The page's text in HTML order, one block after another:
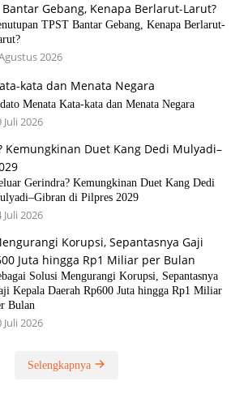
TPST Bantar Gebang, Kenapa Berlarut-
2026
Menata Kata-kata dan Menata Negara
Juli 2026
Gerindra? Kemungkinan Duet Kang Dedi
di Pilpres 2029
Juli 2026
Solusi Mengurangi Korupsi, Sepantasnya
Kepala Daerah Rp600 Juta hingga Rp1 Miliar
Bulan
Juli 2026
Selengkapnya